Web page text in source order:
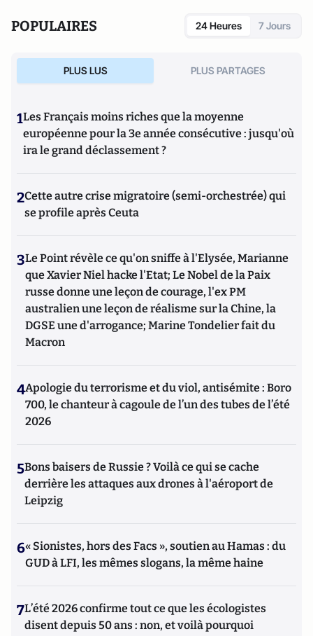
POPULAIRES 24 Heures 7 Jours
PLUS LUS PLUS PARTAGES
1Les Français moins riches que la moyenne
européenne pour la 3e année consécutive : jusqu'où
ira le grand déclassement ?
2Cette autre crise migratoire (semi-orchestrée) qui
se profile après Ceuta
3Le Point révèle ce qu'on sniffe à l'Elysée, Marianne
que Xavier Niel hacke l'Etat; Le Nobel de la Paix
russe donne une leçon de courage, l'ex PM
australien une leçon de réalisme sur la Chine, la
DGSE une d'arrogance; Marine Tondelier fait du
Macron
4Apologie du terrorisme et du viol, antisémite : Boro
700, le chanteur à cagoule de l’un des tubes de l’été
2026
5Bons baisers de Russie ? Voilà ce qui se cache
derrière les attaques aux drones à l'aéroport de
Leipzig
6« Sionistes, hors des Facs », soutien au Hamas : du
GUD à LFI, les mêmes slogans, la même haine
7L’été 2026 confirme tout ce que les écologistes
disent depuis 50 ans : non, et voilà pourquoi